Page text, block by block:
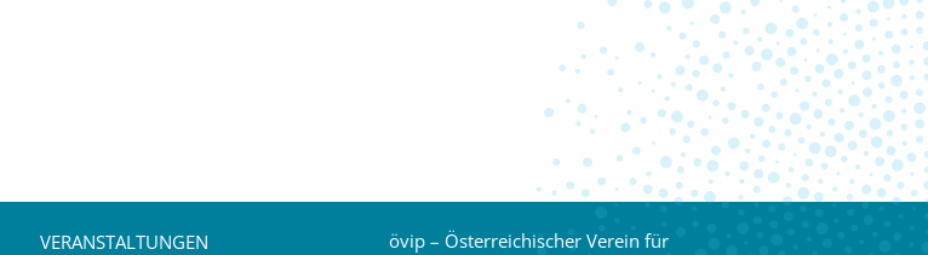
VERANSTALTUNGEN
övip – Österreichischer Verein für